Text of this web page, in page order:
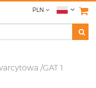
PLN
/GAT 1